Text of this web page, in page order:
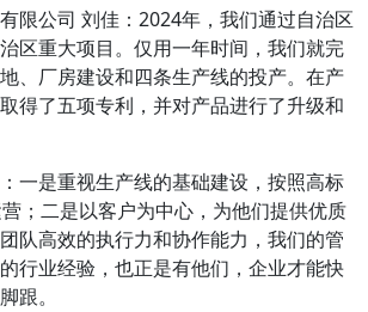
限公司 刘佳：2024年，我们通过自治区
区重大项目。仅用一年时间，我们就完
、厂房建设和四条生产线的投产。在产
得了五项专利，并对产品进行了升级和
一是重视生产线的基础建设，按照高标
；二是以客户为中心，为他们提供优质
队高效的执行力和协作能力，我们的管
行业经验，也正是有他们，企业才能快
跟。